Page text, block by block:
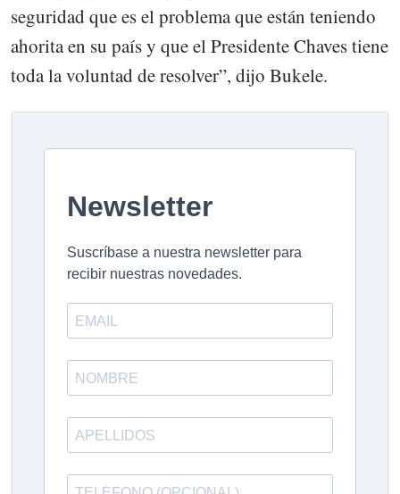
seguridad que es el problema que están teniendo
ahorita en su país y que el Presidente Chaves tiene
toda la voluntad de resolver”, dijo Bukele.